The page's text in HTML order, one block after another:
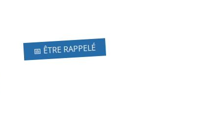
📅 ÊTRE RAPPELÉ